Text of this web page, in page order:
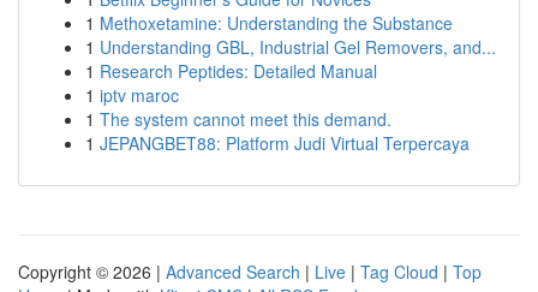
1 Methoxetamine: Understanding the Substance
1 Understanding GBL, Industrial Gel Removers, and...
1 Research Peptides: Detailed Manual
1 iptv maroc
1 The system cannot meet this demand.
1 JEPANGBET88: Platform Judi Virtual Terpercaya
Copyright © 2026 | Advanced Search | Live | Tag Cloud | Top